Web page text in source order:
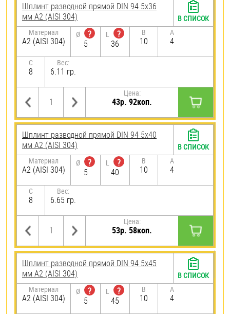
Шплинт разводной прямой DIN 94 5х36
мм А2 (AISI 304)
Материал
А2 (AISI 304)
Ø
?
5
L
?
36
B
10
A
4
C
8
Вес:
6.11 гр.
Цена:
43р. 92коп.
В СПИСОК
Шплинт разводной прямой DIN 94 5х40
мм А2 (AISI 304)
Материал
А2 (AISI 304)
Ø
?
5
L
?
40
B
10
A
4
C
8
Вес:
6.65 гр.
Цена:
53р. 58коп.
В СПИСОК
Шплинт разводной прямой DIN 94 5х45
мм А2 (AISI 304)
Материал
А2 (AISI 304)
Ø
?
5
L
?
45
B
10
A
4
В СПИСОК